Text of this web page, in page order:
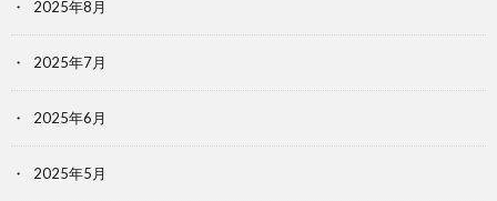
2025年8月
2025年7月
2025年6月
2025年5月